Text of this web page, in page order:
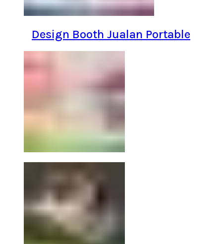
Design Booth Jualan Portable